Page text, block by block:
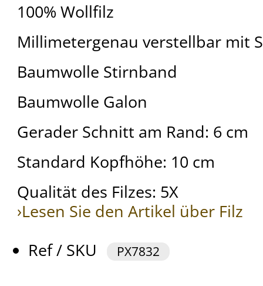
100% Wollfilz
Millimetergenau verstellbar mit
Baumwolle Stirnband
Baumwolle Galon
Gerader Schnitt am Rand: 6 cm
Standard Kopfhöhe: 10 cm
Qualität des Filzes: 5X
›Lesen Sie den Artikel über Filz
Ref / SKU
PX7832